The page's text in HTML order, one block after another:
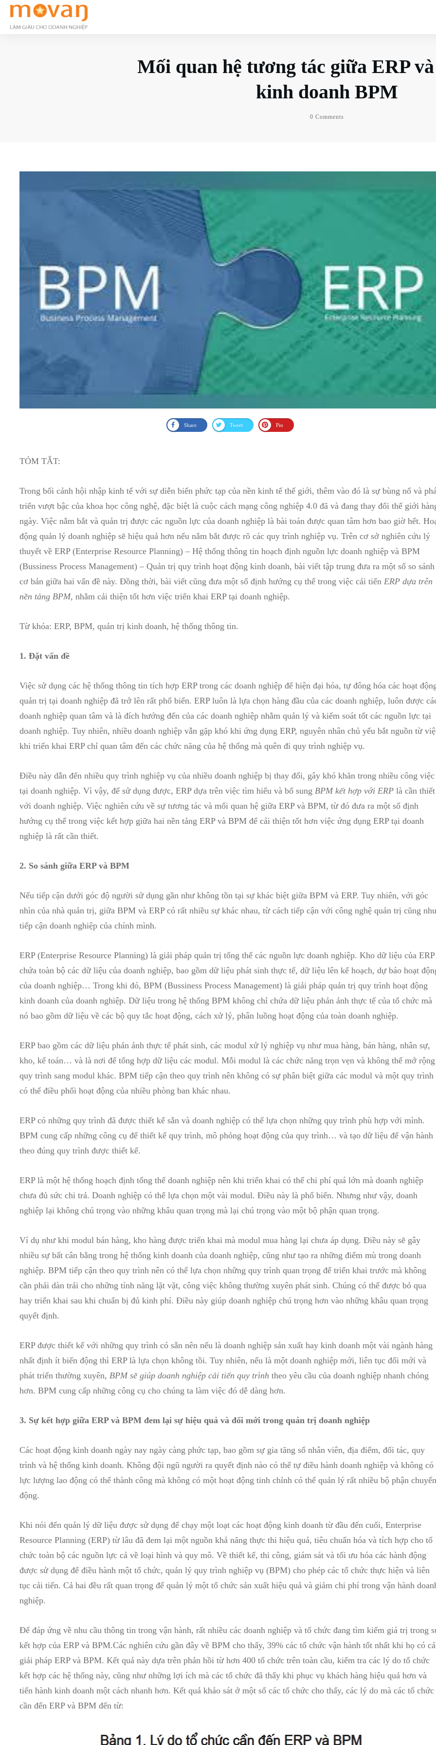
Mối quan hệ tương tác giữa ERP
kinh doanh BPM
0 Comments
Share Tweet Pin
TÓM TẮT:
Trong bối cảnh hội nhập kinh tế với sự diễn biến phức tạp của nền kinh tế thế giới, thêm vào đó là sự bùng nổ và
triển vượt bậc của khoa học công nghệ, đặc biệt là cuộc cách mạng công nghiệp 4.0 đã và đang thay đổi thế giới
ngày. Việc nắm bắt và quản trị được các nguồn lực của doanh nghiệp là bài toán được quan tâm hơn bao giờ hết.
động quản lý doanh nghiệp sẽ hiệu quả hơn nếu nắm bắt được rõ các quy trình nghiệp vụ. Trên cơ sở nghiên cứu lý
thuyết về ERP (Enterprise Resource Planning) – Hệ thống thông tin hoạch định nguồn lực doanh nghiệp và BPM
(Bussiness Process Management) – Quản trị quy trình hoạt động kinh doanh, bài viết tập trung đưa ra một số so sánh
cơ bản giữa hai vấn đề này. Đồng thời, bài viết cũng đưa một số định hướng cụ thể trong việc cải tiến ERP dựa trên
nền tảng BPM, nhằm cải thiện tốt hơn việc triển khai ERP tại doanh nghiệp.
Từ khóa: ERP, BPM, quản trị kinh doanh, hệ thống thông tin.
1. Đặt vấn đề
Việc sử dụng các hệ thống thông tin tích hợp ERP trong các doanh nghiệp để hiện đại hóa, tự đông hóa các hoạt
quản trị tại doanh nghiệp đã trở lên rất phổ biến. ERP luôn là lựa chọn hàng đầu của các doanh nghiệp, luôn được
doanh nghiệp quan tâm và là đích hướng đến của các doanh nghiệp nhằm quản lý và kiểm soát tốt các nguồn lực tại
doanh nghiệp. Tuy nhiên, nhiều doanh nghiệp vẫn gặp khó khi ứng dụng ERP, nguyên nhân chủ yếu bắt nguồn từ
khi triển khai ERP chỉ quan tâm đến các chức năng của hệ thống mà quên đi quy trình nghiệp vụ.
Điều này dẫn đến nhiều quy trình nghiệp vụ của nhiều doanh nghiệp bị thay đổi, gây khó khăn trong nhiều công việc
tại doanh nghiệp. Vì vậy, để sử dụng được, ERP dựa trên việc tìm hiểu và bổ sung BPM kết hợp với ERP là cần thiết
với doanh nghiệp. Việc nghiên cứu về sự tương tác và mối quan hệ giữa ERP và BPM, từ đó đưa ra một số định
hướng cụ thể trong việc kết hợp giữa hai nền tảng ERP và BPM để cải thiện tốt hơn việc ứng dụng ERP tại doanh
nghiệp là rất cần thiết.
2. So sánh giữa ERP và BPM
Nếu tiếp cận dưới góc độ người sử dụng gần như không tồn tại sự khác biệt giữa BPM và ERP. Tuy nhiên, với góc
nhìn của nhà quản trị, giữa BPM và ERP có rất nhiều sự khác nhau, từ cách tiếp cận với công nghệ quản trị cũng
tiếp cận doanh nghiệp của chính mình.
ERP (Enterprise Resource Planning) là giải pháp quản trị tổng thể các nguồn lực doanh nghiệp. Kho dữ liệu của ERP
chứa toàn bộ các dữ liệu của doanh nghiệp, bao gồm dữ liệu phát sinh thực tế, dữ liệu lên kế hoạch, dự báo hoạt
của doanh nghiệp… Trong khi đó, BPM (Bussiness Process Management) là giải pháp quản trị quy trình hoạt động
kinh doanh của doanh nghiệp. Dữ liệu trong hệ thống BPM không chỉ chứa dữ liệu phản ảnh thực tế của tổ chức mà
nó bao gồm dữ liệu về các bộ quy tắc hoạt động, cách xử lý, phân luồng hoạt động của toàn doanh nghiệp.
ERP bao gồm các dữ liệu phản ảnh thực tế phát sinh, các modul xử lý nghiệp vụ như mua hàng, bán hàng, nhân sự,
kho, kế toán… và là nơi để tổng hợp dữ liệu các modul. Mỗi modul là các chức năng trọn vẹn và không thể mở rộng
quy trình sang modul khác. BPM tiếp cận theo quy trình nên không có sự phân biệt giữa các modul và một quy trình
có thể điều phối hoạt động của nhiều phòng ban khác nhau.
ERP có những quy trình đã được thiết kế sẵn và doanh nghiệp có thể lựa chọn những quy trình phù hợp với mình.
BPM cung cấp những công cụ để thiết kế quy trình, mô phỏng hoạt động của quy trình… và tạo dữ liệu để vận hành
theo đúng quy trình được thiết kế.
ERP là một hệ thống hoạch định tổng thể doanh nghiệp nên khi triển khai có thể chi phí quá lớn mà doanh nghiệp
chưa đủ sức chi trả. Doanh nghiệp có thể lựa chọn một vài modul. Điều này là phổ biến. Nhưng như vậy, doanh
nghiệp lại không chú trọng vào những khâu quan trọng mà lại chú trọng vào một bộ phận quan trọng.
Ví dụ như khi modul bán hàng, kho hàng được triển khai mà modul mua hàng lại chưa áp dụng. Điều này sẽ gây
nhiều sự bất cân bằng trong hệ thống kinh doanh của doanh nghiệp, cũng như tạo ra những điểm mù trong doanh
nghiệp. BPM tiếp cận theo quy trình nên có thể lựa chọn những quy trình quan trọng để triển khai trước mà không
cần phải dàn trải cho những tính năng lặt vặt, công việc không thường xuyên phát sinh. Chúng có thể được bỏ qua
hay triển khai sau khi chuẩn bị đủ kinh phí. Điều này giúp doanh nghiệp chú trọng hơn vào những khâu quan trọng
quyết định.
ERP được thiết kế với những quy trình có sẵn nên nếu là doanh nghiệp sản xuất hay kinh doanh một vài ngành hàng
nhất định ít biến động thì ERP là lựa chọn không tồi. Tuy nhiên, nếu là một doanh nghiệp mới, liên tục đổi mới và
phát triển thường xuyên, BPM sẽ giúp doanh nghiệp cải tiến quy trình theo yêu cầu của doanh nghiệp nhanh chóng
hơn. BPM cung cấp những công cụ cho chúng ta làm việc đó dễ dàng hơn.
3. Sự kết hợp giữa ERP và BPM đem lại sự hiệu quả và đổi mới trong quản trị doanh nghiệp
Các hoạt động kinh doanh ngày nay ngày càng phức tạp, bao gồm sự gia tăng số nhân viên, địa điểm, đối tác, quy
trình và hệ thống kinh doanh. Không đội ngũ người ra quyết định nào có thể tự điều hành doanh nghiệp và không có
lực lượng lao động có thể thành công mà không có một hoạt động tinh chỉnh có thể quản lý rất nhiều bộ phận chuyển
động.
Khi nói đến quản lý dữ liệu được sử dụng để chạy một loạt các hoạt động kinh doanh từ đầu đến cuối, Enterprise
Resource Planning (ERP) từ lâu đã đem lại một nguồn khả năng thực thi hiệu quả, tiêu chuẩn hóa và tích hợp cho tổ
chức toàn bộ các nguồn lực cả về loại hình và quy mô. Về thiết kế, thi công, giám sát và tối ưu hóa các hành động
được sử dụng để điều hành một tổ chức, quản lý quy trình nghiệp vụ (BPM) cho phép các tổ chức thực hiện và liên
tục cải tiến. Cả hai đều rất quan trọng để quản lý một tổ chức sản xuất hiệu quả và giảm chi phí trong vận hành
nghiệp.
Để đáp ứng về nhu cầu thông tin trong vận hành, rất nhiều các doanh nghiệp và tổ chức đang tìm kiếm giá trị trong
kết hợp của ERP và BPM.Các nghiên cứu gần đây về BPM cho thấy, 39% các tổ chức vận hành tốt nhất khi họ có cả
giải pháp ERP và BPM. Kết quả này dựa trên phản hồi từ hơn 400 tổ chức trên toàn cầu, kiểm tra các lý do tổ chức
kết hợp các hệ thống này, cũng như những lợi ích mà các tổ chức đã thấy khi phục vụ khách hàng hiệu quả hơn và
tiến hành kinh doanh một cách nhanh hơn. Kết quả khảo sát ở một số các tổ chức cho thấy, các lý do mà các tổ chức
cần đến ERP và BPM đến từ: